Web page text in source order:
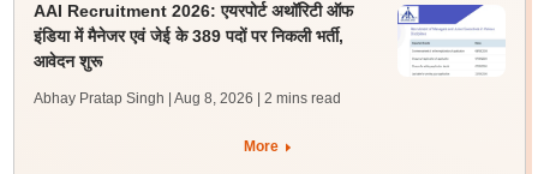
AAI Recruitment 2026: एयरपोर्ट अथॉरिटी ऑफ
इंडिया में मैनेजर एवं जेई के 389 पदों पर निकली भर्ती,
आवेदन शुरू
Abhay Pratap Singh | Aug 8, 2026 | 2 mins read
More